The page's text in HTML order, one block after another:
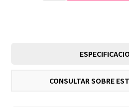
CONSULTAR SOBRE